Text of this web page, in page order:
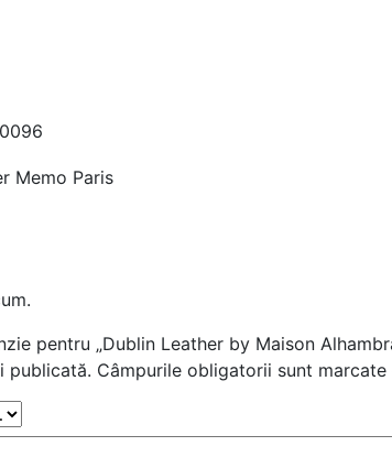
Memo Paris
pentru „Dublin Leather by Maison
publicată. Câmpurile obligatorii sunt marcate